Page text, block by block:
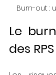
Burn-out :
Le
des RPS